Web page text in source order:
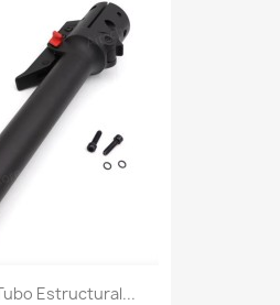
Estructural...